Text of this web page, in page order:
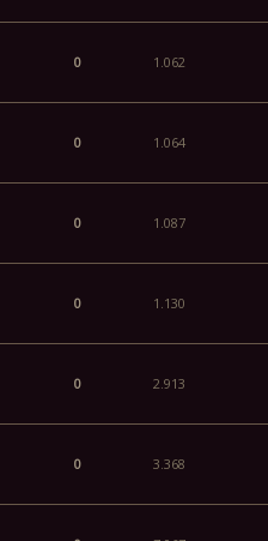
0 1.062
0 1.064
0 1.087
0 1.130
0 2.913
0 3.368